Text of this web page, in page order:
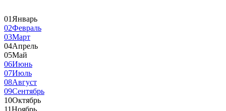
01 Январь
02Февраль
03Март
04Апрель
05Май
06Июнь
07Июль
08Август
09Сентябрь
10Октябрь
11Ноябрь